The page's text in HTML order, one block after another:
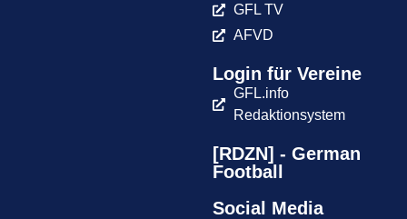
GFL TV
AFVD
Login für Vereine
GFL.info
Redaktionsystem
[RDZN] - German
Football
Social Media